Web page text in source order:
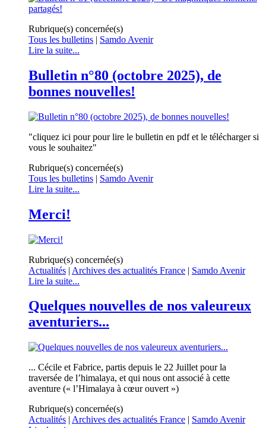
Rubrique(s) concernée(s)
Tous les bulletins | Samdo Avenir
Lire la suite...
Bulletin n°80 (octobre 2025), de
bonnes nouvelles!
"cliquez ici pour pour lire le bulletin en pdf et le télécharger si
vous le souhaitez"
Rubrique(s) concernée(s)
Tous les bulletins | Samdo Avenir
Lire la suite...
Merci!
Rubrique(s) concernée(s)
Actualités | Archives des actualités France | Samdo Avenir
Lire la suite...
Quelques nouvelles de nos valeureux
aventuriers...
... Cécile et Fabrice, partis depuis le 22 Juillet pour la
traversée de l’himalaya, et qui nous ont associé à cette
aventure (« l’Himalaya à cœur ouvert »)
Rubrique(s) concernée(s)
Actualités | Archives des actualités France | Samdo Avenir